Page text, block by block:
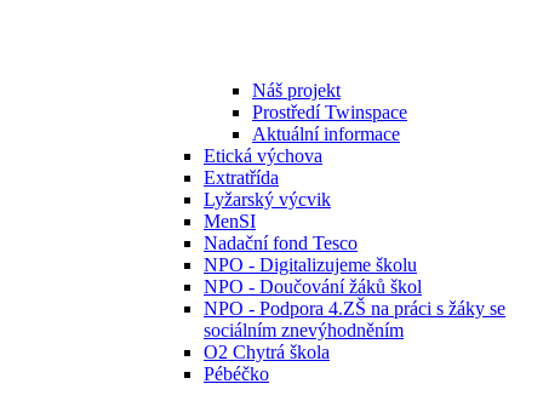
Náš projekt
Prostředí Twinspace
Aktuální informace
Etická výchova
Extratřída
Lyžarský výcvik
MenSI
Nadační fond Tesco
NPO - Digitalizujeme školu
NPO - Doučování žáků škol
NPO - Podpora 4.ZŠ na práci s žáky se
sociálním znevýhodněním
O2 Chytrá škola
Pébéčko